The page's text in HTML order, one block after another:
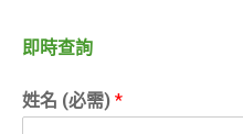
即時查詢
姓名 (必需) *